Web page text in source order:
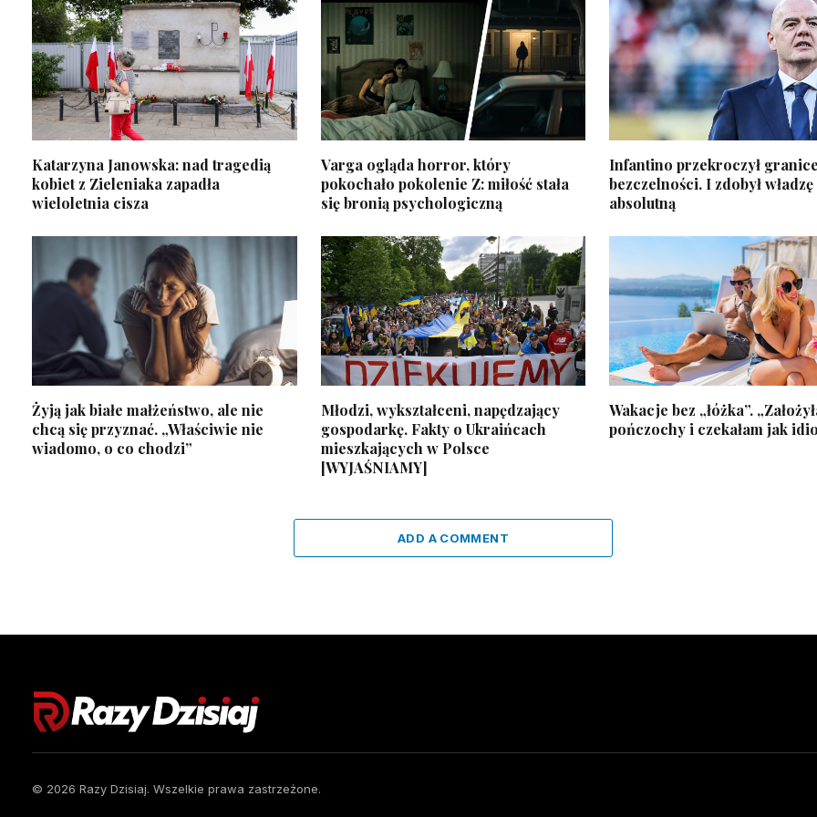
Katarzyna Janowska: nad tragedią
kobiet z Zieleniaka zapadła
wieloletnia cisza
Varga ogląda horror, który
pokochało pokolenie Z: miłość stała
się bronią psychologiczną
Infantino przekroczył
bezczelności. I zdobył władzę
absolutną
Żyją jak białe małżeństwo, ale nie
chcą się przyznać. „Właściwie nie
wiadomo, o co chodzi”
Młodzi, wykształceni, napędzający
gospodarkę. Fakty o Ukraińcach
mieszkających w Polsce
[WYJAŚNIAMY]
Wakacje bez „łóżka”.
pończochy i czekałam jak
ADD A COMMENT
© 2026 Razy Dzisiaj. Wszelkie prawa zastrzeżone.